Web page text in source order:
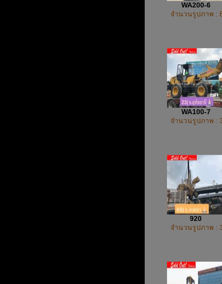
WA200-6
จำนวนรูปภาพ :
WA100-7
จำนวนรูปภาพ :
920
จำนวนรูปภาพ :